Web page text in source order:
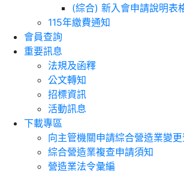
(綜合) 新入會申請說明表
115年繳費通知
會員查詢
重要訊息
法規及函釋
公文轉知
招標資訊
活動訊息
下載專區
向主管機關申請綜合營造業變
綜合營造業複查申請須知
營造業法令彙編